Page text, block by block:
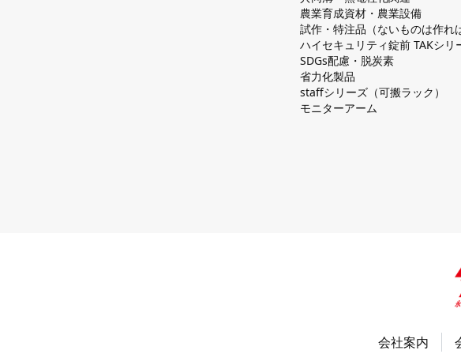
農業育成資材・農業設備
試作・特注品（ないものは作れ
ハイセキュリティ錠前 TAKシリ
SDGs配慮・脱炭素
省力化製品
staffシリーズ（可搬ラック）
モニターアーム
会社案内